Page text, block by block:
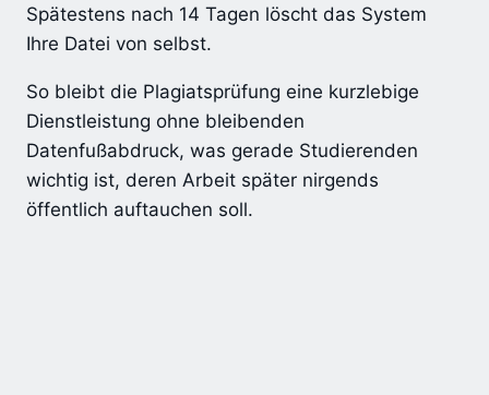
Spätestens nach 14 Tagen löscht das System
Ihre Datei von selbst.
So bleibt die Plagiatsprüfung eine kurzlebige
Dienstleistung ohne bleibenden
Datenfußabdruck, was gerade Studierenden
wichtig ist, deren Arbeit später nirgends
öffentlich auftauchen soll.